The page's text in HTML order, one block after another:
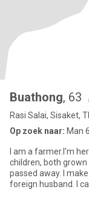
Buathong, 63
Rasi Salai, Sisaket,
Op zoek naar: Man
I am a farmer.I'm
children, both
passed away. I
foreign husband. I